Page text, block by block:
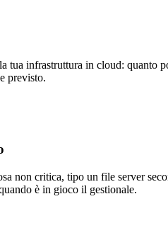
tua infrastruttura in cloud: quanto
previsto.
non critica, tipo un file server
è in gioco il gestionale.